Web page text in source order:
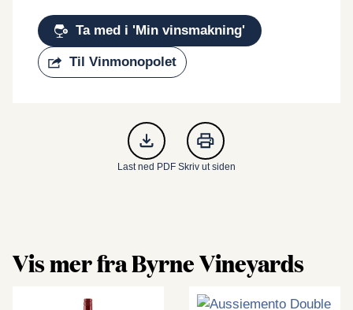
Ta med i 'Min vinsmakning'
Til Vinmonopolet
Last ned PDF Skriv ut siden
Vis mer fra Byrne Vineyards